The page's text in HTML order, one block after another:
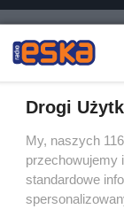
Drogi
My, naszych
przechowujemy
standardowe